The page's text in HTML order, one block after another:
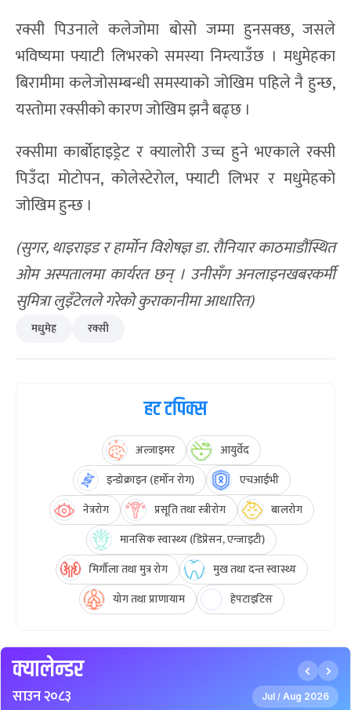
रक्सी पिउनाले कलेजोमा बोसो जम्मा हुनसक्छ, जसले
भविष्यमा फ्याटी लिभरको समस्या निम्त्याउँछ । मधुमेहका
बिरामीमा कलेजोसम्बन्धी समस्याको जोखिम पहिले नै हुन्छ,
यस्तोमा रक्सीको कारण जोखिम झनै बढ्छ ।
रक्सीमा कार्बोहाइड्रेट र क्यालोरी उच्च हुने भएकाले रक्सी
पिउँदा मोटोपन, कोलेस्टेरोल, फ्याटी लिभर र मधुमेहको
जोखिम हुन्छ ।
(सुगर,थाइराइड र हार्मोन विशेषज्ञ डा. रौनियार काठमाडौंस्थित
ओम अस्पतालमा कार्यरत छन् । उनीसँग अनलाइनखबरकर्मी
सुमित्रा लुइँटेलले गरेको कुराकानीमा आधारित)
मधुमेह रक्सी
हट टपिक्स
अल्जाइमर
आयुर्वेद
इन्डोक्राइन (हर्मोन रोग)
एचआईभी
नेत्ररोग
प्रसूति तथा स्त्रीरोग
बालरोग
मानसिक स्वास्थ्य (डिप्रेसन, एन्जाइटी)
मिर्गौला तथा मुत्र रोग
मुख तथा दन्त स्वास्थ्य
योग तथा प्राणायाम
हेपटाइटिस
क्यालेन्डर
साउन २०८३ Jul / Aug 2026